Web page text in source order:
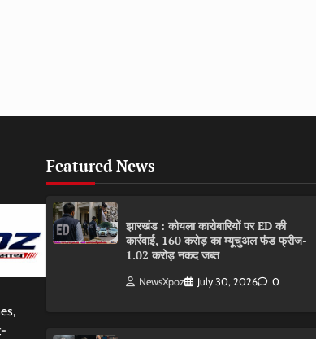
Featured News
झारखंड : कोयला कारोबारियों पर ED की
कार्रवाई, 160 करोड़ का म्यूचुअल फंड फ्रीज-
1.02 करोड़ नकद जब्त
NewsXpoz July 30, 2026 0